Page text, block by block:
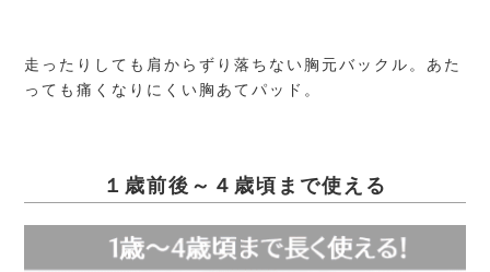
走ったりしても肩からずり落ちない胸元バックル。あた
っても痛くなりにくい胸あてパッド。
１歳前後～４歳頃まで使える